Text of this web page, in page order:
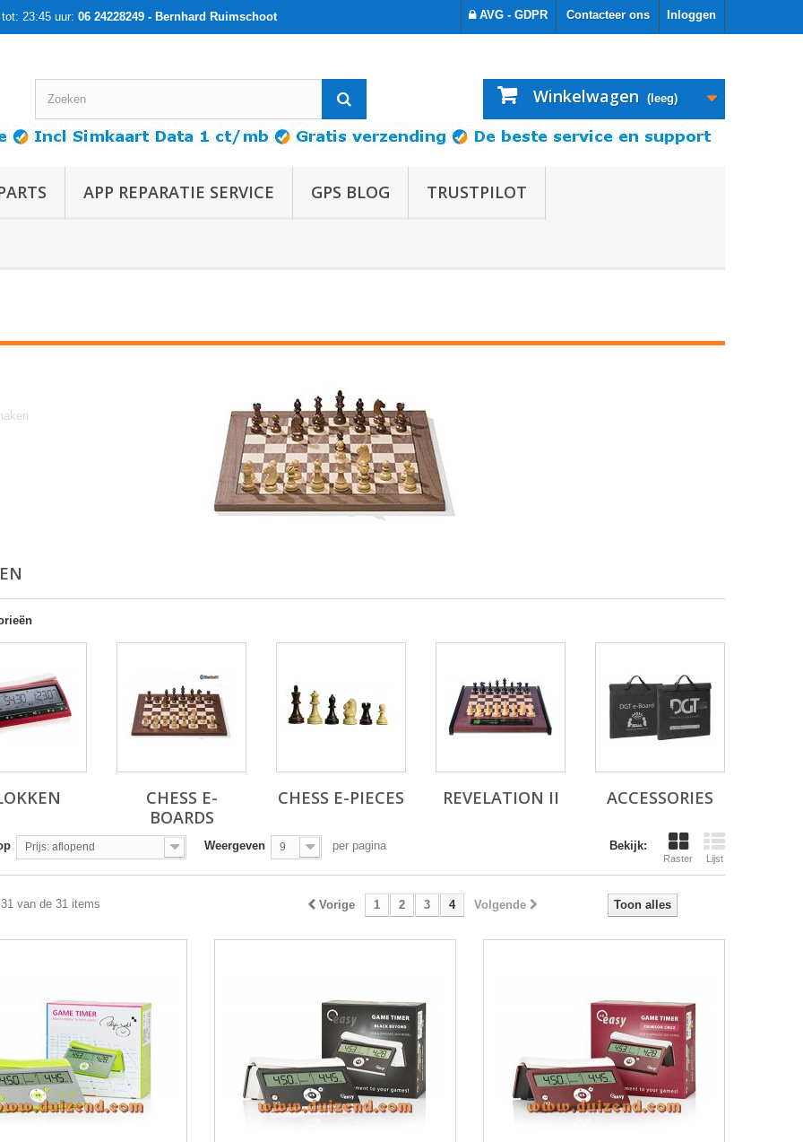
Inloggen
Contacteer ons
23:45 uur: 06 24228249 - Bernhard Ruimschoot AVG - GDPR
Winkelwagen (leeg)
APP REPARATIE SERVICE GPS BLOG TRUSTPILOT
CHESS E-
BOARDS
CHESS E-PIECES REVELATION II ACCESSORIES
Bekijk:
Raster Lijst
Prijs: aflopend Weergeven 9 per pagina
Toon alles
Vorige 1 2 3 4 Volgende
van de 31 items